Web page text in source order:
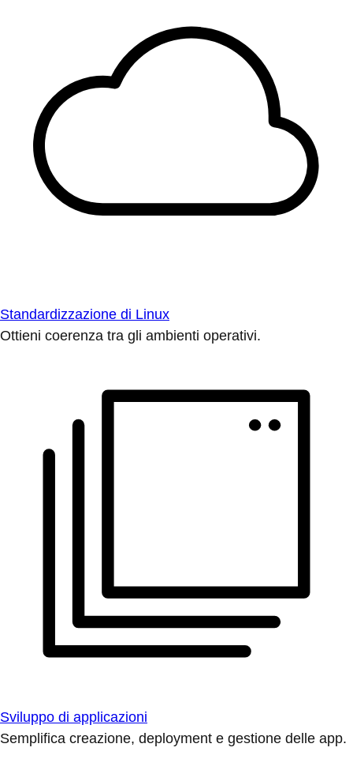
Standardizzazione di Linux
Ottieni coerenza tra gli ambienti operativi.
Sviluppo di applicazioni
Semplifica creazione, deployment e gestione delle app.